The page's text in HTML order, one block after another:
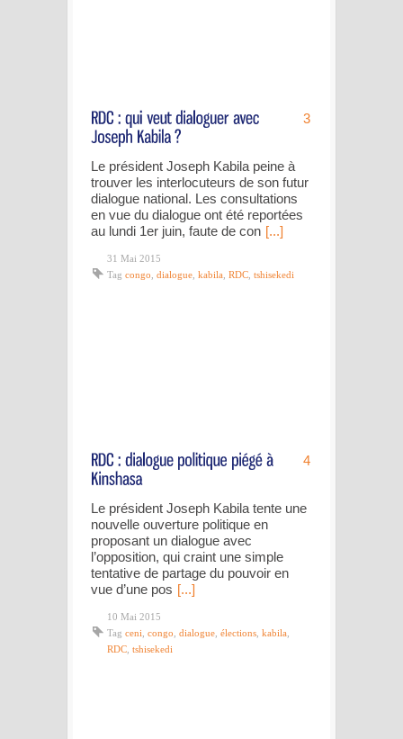
3
Le président Joseph Kabila peine à
trouver les interlocuteurs de son futur
dialogue national. Les consultations
en vue du dialogue ont été reportées
au lundi 1er juin, faute de con [...]
31 Mai 2015
Tag congo dialogue kabila RDC tshisekedi
4
Le président Joseph Kabila tente une
nouvelle ouverture politique en
proposant un dialogue avec
l’opposition, qui craint une simple
tentative de partage du pouvoir en
vue d’une pos [...]
10 Mai 2015
Tag ceni congo dialogue élections kabila
RDC tshisekedi